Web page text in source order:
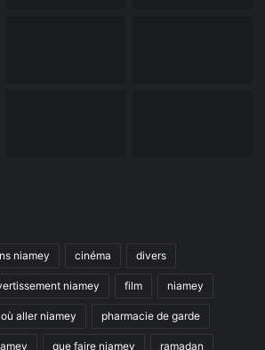
niamey cinéma divers
niamey film niamey
où aller niamey pharmacie de garde
que faire niamey ramadan